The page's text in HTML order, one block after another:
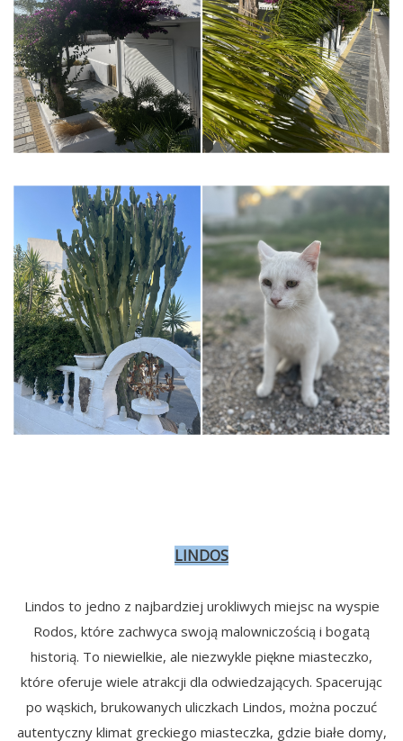
LINDOS
Lindos to jedno z najbardziej urokliwych miejsc na wyspie
Rodos, które zachwyca swoją malowniczością i bogatą
historią. To niewielkie, ale niezwykle piękne miasteczko,
które oferuje wiele atrakcji dla odwiedzających. Spacerując
po wąskich, brukowanych uliczkach Lindos, można poczuć
autentyczny klimat greckiego miasteczka, gdzie białe domy,